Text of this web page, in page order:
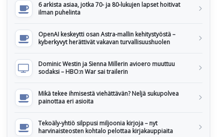
6 arkista asiaa, jotka 70- ja 80-lukujen lapset hoitivat
ilman puhelinta
OpenAI keskeytti osan Astra-mallin kehitystyöstä –
kyberkyvyt herättivät vakavan turvallisuushuolen
Dominic Westin ja Sienna Millerin avioero muuttuu
sodaksi – HBO:n War sai trailerin
Mikä tekee ihmisestä viehättävän? Neljä sukupolvea
painottaa eri asioita
Tekoäly-yhtiö silppusi miljoonia kirjoja – nyt
harvinaisteosten kohtalo pelottaa kirjakauppiaita